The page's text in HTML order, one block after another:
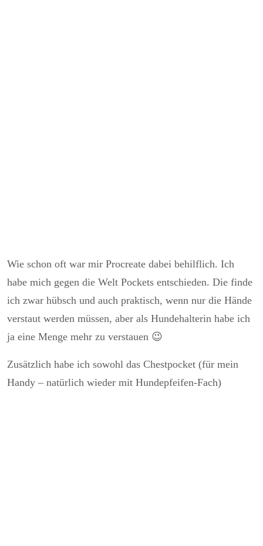
Wie schon oft war mir Procreate dabei behilflich. Ich
habe mich gegen die Welt Pockets entschieden. Die finde
ich zwar hübsch und auch praktisch, wenn nur die Hände
verstaut werden müssen, aber als Hundehalterin habe ich
ja eine Menge mehr zu verstauen 😉
Zusätzlich habe ich sowohl das Chestpocket (für mein
Handy – natürlich wieder mit Hundepfeifen-Fach)